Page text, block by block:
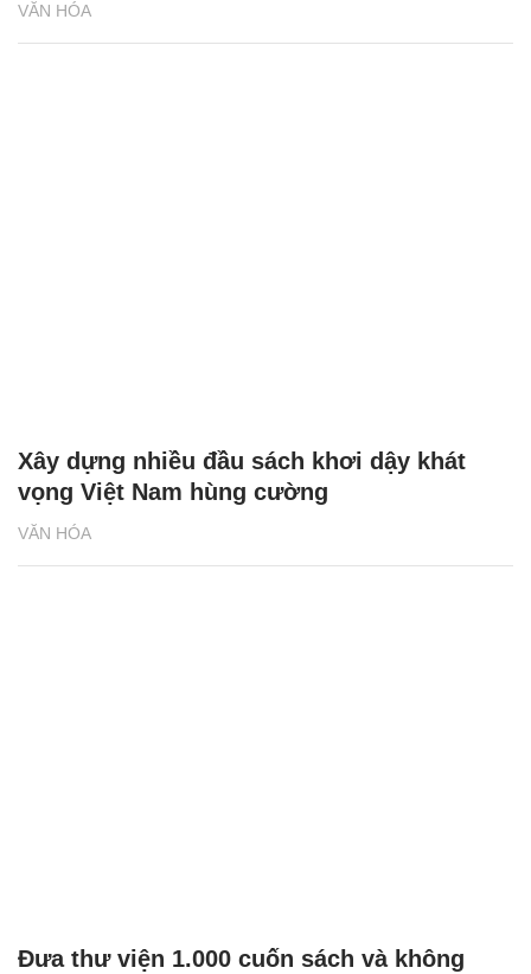
VĂN HÓA
VĂN HÓA
Xây dựng nhiều đầu sách khơi dậy khát
vọng Việt Nam hùng cường
Đưa thư viện 1.000 cuốn sách và không